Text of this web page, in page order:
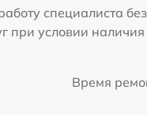
специалиста
при условии
Время